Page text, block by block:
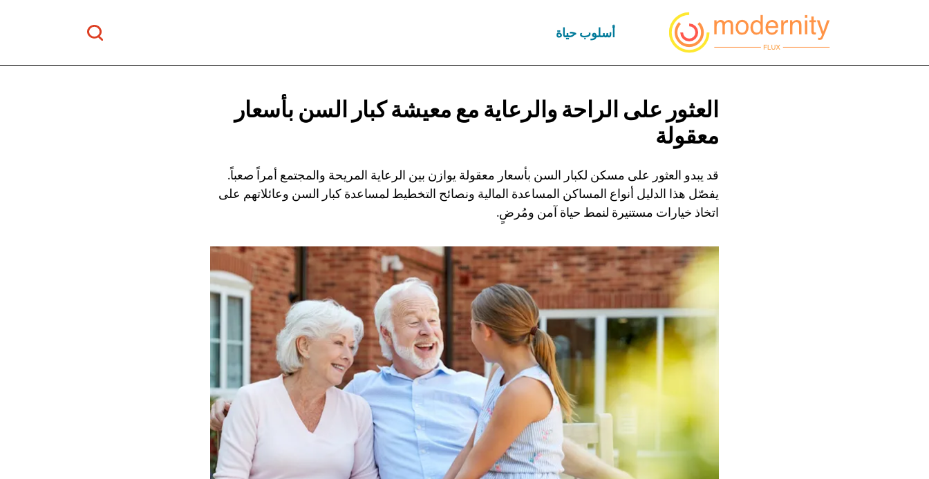
أسلوب حياة
العثور على الراحة والرعاية مع معيشة كبار السن بأسعار
معقولة
قد يبدو العثور على مسكن لكبار السن بأسعار معقولة يوازن بين الرعاية المريحة والمجتمع أمراً صعباً.
يفصّل هذا الدليل أنواع المساكن المساعدة المالية ونصائح التخطيط لمساعدة كبار السن وعائلاتهم على
اتخاذ خيارات مستنيرة لنمط حياة آمن ومُرضٍ.